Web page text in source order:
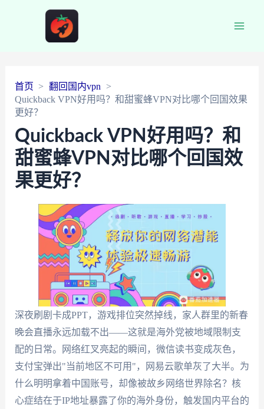
首页
翻回国内vpn
Quickback VPN好用吗？和甜蜜蜂VPN对比哪个回国效果
更好？
Quickback VPN好用吗？和
甜蜜蜂VPN对比哪个回国效
果更好？
深夜刷剧卡成PPT，游戏排位突然掉线，家人群里的新春
晚会直播永远加载不出——这就是海外党被地域限制支
配的日常。网络红叉亮起的瞬间，微信读书变成灰色，
支付宝弹出"当前地区不可用"，网易云歌单灰了大半。为
什么明明拿着中国账号，却像被故乡网络世界除名？核
心症结在于IP地址暴露了你的海外身份，触发国内平台的